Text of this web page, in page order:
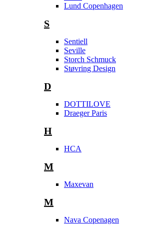
Lund Copenhagen
S
Sentiell
Seville
Storch Schmuck
Støvring Design
D
DOTTILOVE
Draeger Paris
H
HCA
M
Maxevan
M
Nava Copenagen